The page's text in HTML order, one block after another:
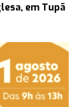
em Tupã